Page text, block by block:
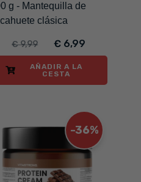
g - Mantequilla de
clásica
€ 9,99 € 6,99
AÑADIR A LA
CESTA
-36%